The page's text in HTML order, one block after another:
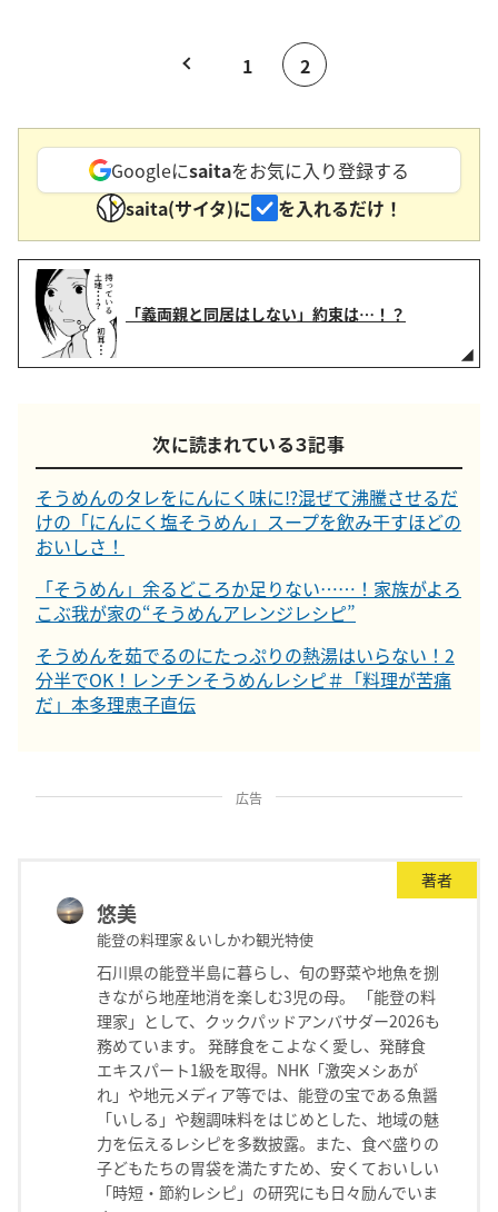
1 2
Googleにsaitaをお気に入り登録する
saita(サイタ)に
を入れるだけ！
「義両親と同居はしない」約束は…！？
次に読まれている３記事
そうめんのタレをにんにく味に⁉︎混ぜて沸騰させるだ
けの「にんにく塩そうめん」スープを飲み干すほどの
おいしさ！
「そうめん」余るどころか足りない……！家族がよろ
こぶ我が家の“そうめんアレンジレシピ”
そうめんを茹でるのにたっぷりの熱湯はいらない！2
分半でOK！レンチンそうめんレシピ＃「料理が苦痛
だ」本多理恵子直伝
広告
著者
悠美
能登の料理家＆いしかわ観光特使
石川県の能登半島に暮らし、旬の野菜や地魚を捌
きながら地産地消を楽しむ3児の母。 「能登の料
理家」として、クックパッドアンバサダー2026も
務めています。 発酵食をこよなく愛し、発酵食
エキスパート1級を取得。NHK「激突メシあが
れ」や地元メディア等では、能登の宝である魚醤
「いしる」や麹調味料をはじめとした、地域の魅
力を伝えるレシピを多数披露。また、食べ盛りの
子どもたちの胃袋を満たすため、安くておいしい
「時短・節約レシピ」の研究にも日々励んでいま